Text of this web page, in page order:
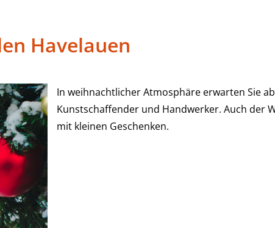
Havelauen
In weihnachtlicher Atmosphäre erwarten Sie
Kunstschaffender und Handwerker. Auch der
mit kleinen Geschenken.